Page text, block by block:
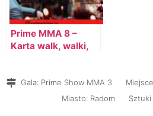
Prime MMA 8 –
Karta walk, walki,
Gala: Prime Show MMA 3
Miasto: Radom Sztuki